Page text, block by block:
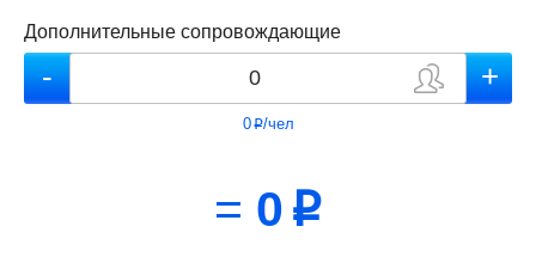
Дополнительные сопровождающие
0p/чел
= 0 p